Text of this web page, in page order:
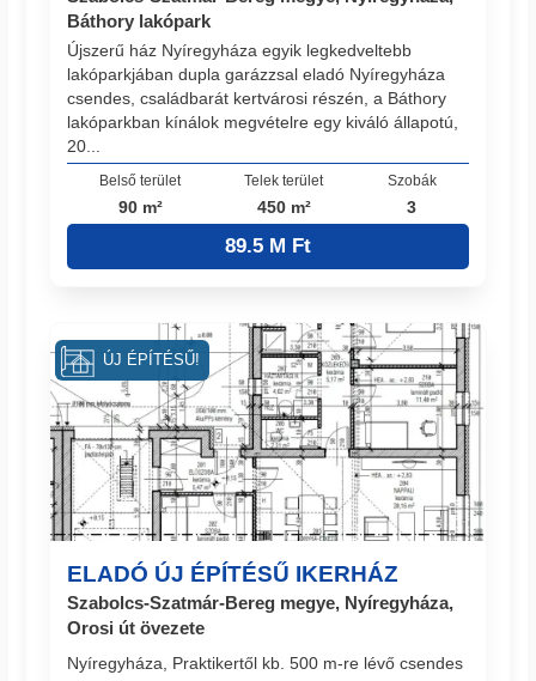
Báthory lakópark
Újszerű ház Nyíregyháza egyik legkedveltebb
lakóparkjában dupla garázzsal eladó Nyíregyháza
csendes, családbarát kertvárosi részén, a Báthory
lakóparkban kínálok megvételre egy kiváló állapotú,
20...
Belső terület
90 m²
Telek terület
450 m²
Szobák
3
89.5 M Ft
ELADÓ ÚJ ÉPÍTÉSŰ IKERHÁZ
Szabolcs-Szatmár-Bereg megye, Nyíregyháza,
Orosi út övezete
Nyíregyháza, Praktikertől kb. 500 m-re lévő csendes
ÚJ ÉPÍTÉSŰ!